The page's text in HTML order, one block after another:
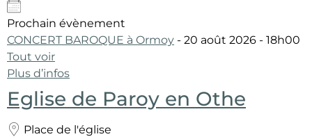
Prochain évènement
CONCERT BAROQUE à Ormoy - 20 août 2026 - 18h00
Tout voir
Plus d’infos
Eglise de Paroy en Othe
Place de l'église